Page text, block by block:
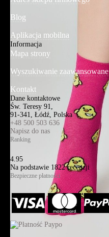
Blog
Aplikacja mobilna
Informacja
Mapa strony
Wyszukiwanie zaawansowane
Kontakt
Dane kontaktowe
Św. Teresy 91,
91-341, Łódź, Polska
+48 500 503 636
Napisz do nas
Ranking
4.95
Na podstawie 1822recenzji
Bezpieczne płatności